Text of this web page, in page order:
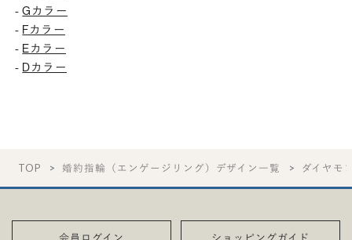
-Gカラー
- Fカラー
- Eカラー
- Dカラー
TOP 婚約指輪（エンゲージリング）デザイン一覧 ダイヤモ